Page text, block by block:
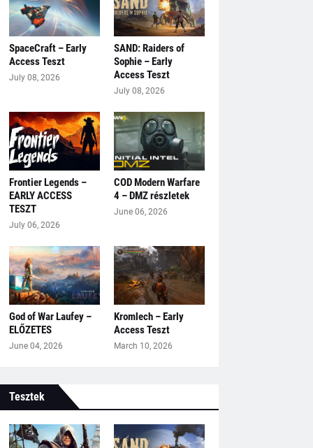
SpaceCraft – Early
Access Teszt
July 08, 2026
SAND: Raiders of
Sophie – Early
Access Teszt
July 08, 2026
Frontier Legends –
EARLY ACCESS
TESZT
July 06, 2026
COD Modern Warfare
4 – DMZ részletek
June 06, 2026
God of War Laufey –
ELŐZETES
June 04, 2026
Kromlech – Early
Access Teszt
March 10, 2026
Tesztek